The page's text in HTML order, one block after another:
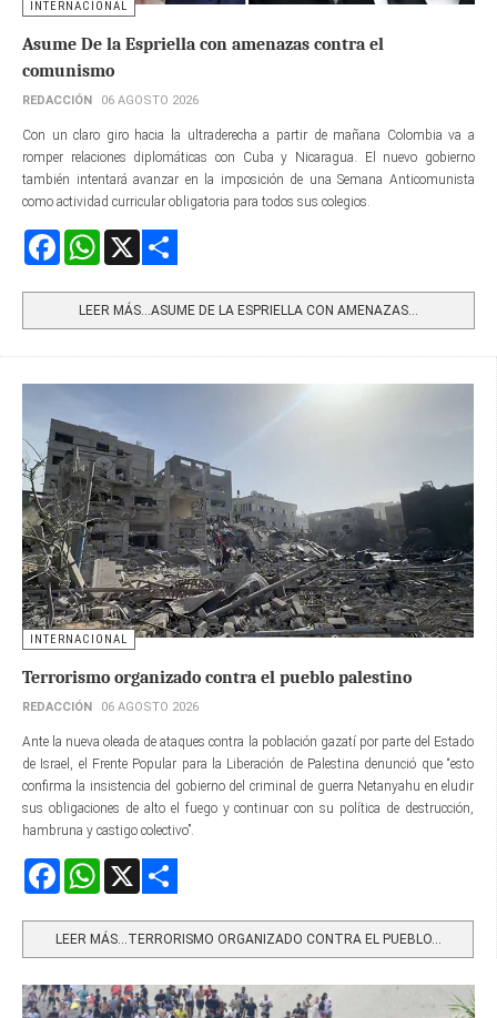
INTERNACIONAL
Asume De la Espriella con amenazas contra el
comunismo
REDACCIÓN 06 AGOSTO 2026
Con un claro giro hacia la ultraderecha a partir de mañana Colombia va a
romper relaciones diplomáticas con Cuba y Nicaragua. El nuevo gobierno
también intentará avanzar en la imposición de una Semana Anticomunista
como actividad curricular obligatoria para todos sus colegios.
FacebookWhatsApp
LEER MÁS…ASUME DE LA ESPRIELLA CON AMENAZAS...
INTERNACIONAL
Terrorismo organizado contra el pueblo palestino
REDACCIÓN 06 AGOSTO 2026
Ante la nueva oleada de ataques contra la población gazatí por parte del Estado
de Israel, el Frente Popular para la Liberación de Palestina denunció que “esto
confirma la insistencia del gobierno del criminal de guerra Netanyahu en eludir
sus obligaciones de alto el fuego y continuar con su política de destrucción,
hambruna y castigo colectivo”.
FacebookWhatsApp
LEER MÁS…TERRORISMO ORGANIZADO CONTRA EL PUEBLO...